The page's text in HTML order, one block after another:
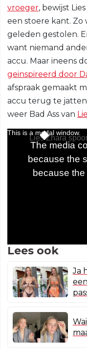
vroeger, bewijst
een stoere kant. Zo
geleden gestolen.
want niemand
accu. Maar ineens
geinspireerd door
afspraak gemaakt
accu terug te
weer Bad Ass van
Lees ook
Ja